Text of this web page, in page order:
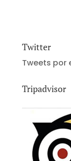
Twitter
Tweets por
Tripadvisor